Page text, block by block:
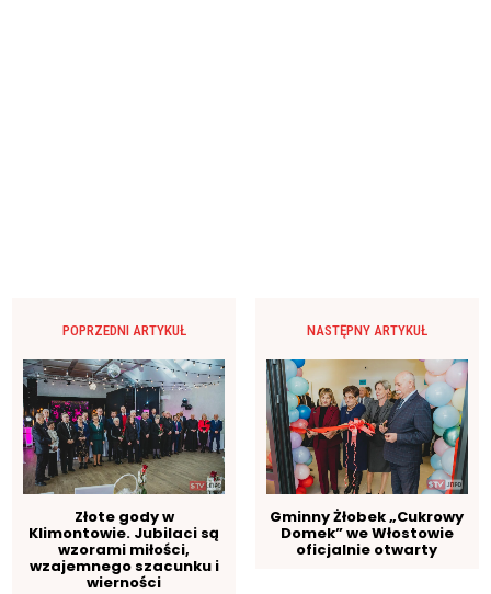
POPRZEDNI ARTYKUŁ
Złote gody w
Klimontowie. Jubilaci są
wzorami miłości,
wzajemnego szacunku i
wierności
NASTĘPNY ARTYKUŁ
Gminny Żłobek „Cukrowy
Domek” we Włostowie
oficjalnie otwarty